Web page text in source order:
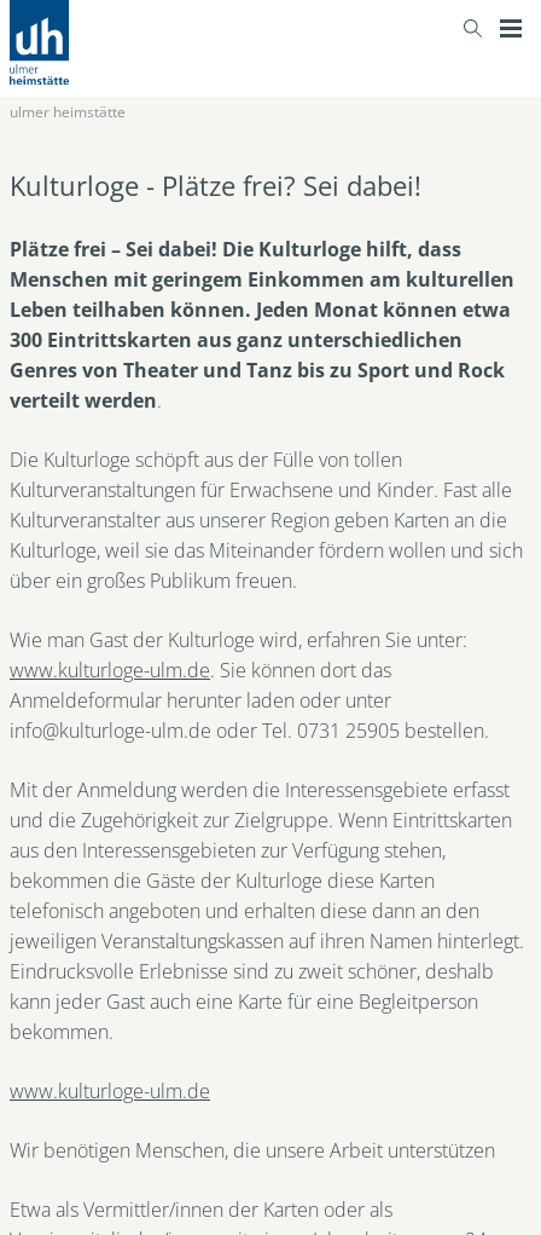
ulmer heimstätte
Kulturloge - Plätze frei? Sei dabei!
Plätze frei – Sei dabei! Die Kulturloge hilft, dass
Menschen mit geringem Einkommen am kulturellen
Leben teilhaben können. Jeden Monat können etwa
300 Eintrittskarten aus ganz unterschiedlichen
Genres von Theater und Tanz bis zu Sport und Rock
verteilt werden.
Die Kulturloge schöpft aus der Fülle von tollen
Kulturveranstaltungen für Erwachsene und Kinder. Fast alle
Kulturveranstalter aus unserer Region geben Karten an die
Kulturloge, weil sie das Miteinander fördern wollen und sich
über ein großes Publikum freuen.
Wie man Gast der Kulturloge wird, erfahren Sie unter:
www.kulturloge-ulm.de. Sie können dort das
Anmeldeformular herunter laden oder unter
info@kulturloge-ulm.de oder Tel. 0731 25905 bestellen.
Mit der Anmeldung werden die Interessensgebiete erfasst
und die Zugehörigkeit zur Zielgruppe. Wenn Eintrittskarten
aus den Interessensgebieten zur Verfügung stehen,
bekommen die Gäste der Kulturloge diese Karten
telefonisch angeboten und erhalten diese dann an den
jeweiligen Veranstaltungskassen auf ihren Namen hinterlegt.
Eindrucksvolle Erlebnisse sind zu zweit schöner, deshalb
kann jeder Gast auch eine Karte für eine Begleitperson
bekommen.
www.kulturloge-ulm.de
Wir benötigen Menschen, die unsere Arbeit unterstützen
Etwa als Vermittler/innen der Karten oder als